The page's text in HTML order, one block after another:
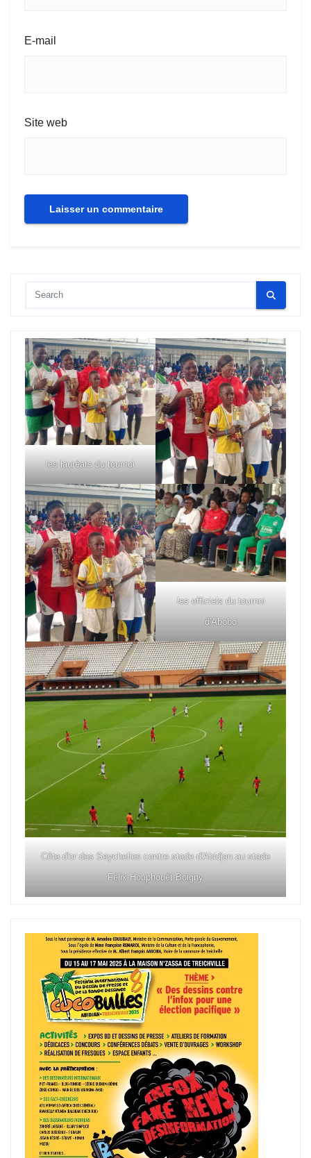
E-mail
Site web
les lauréats du tournoi
les officiels du tournoi
d'Abobo
Côte d'or des Seychelles contre stade d'Abidjan au stade
Félix Houphouët Boigny